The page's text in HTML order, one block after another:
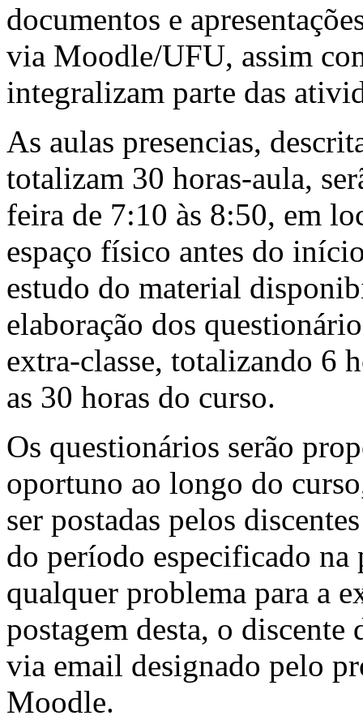
documentos e
via Moodle/UFU, assim
integralizam parte das
As aulas presencias,
totalizam 30 horas-aula,
feira de 7:10 às 8:50, em
espaço físico antes do
estudo do material
elaboração dos
extra-classe, totalizando 6
as 30 horas do curso.
Os questionários serão
oportuno ao longo do
ser postadas pelos
do período especificado na
qualquer problema para a
postagem desta, o
via email designado pelo
Moodle.